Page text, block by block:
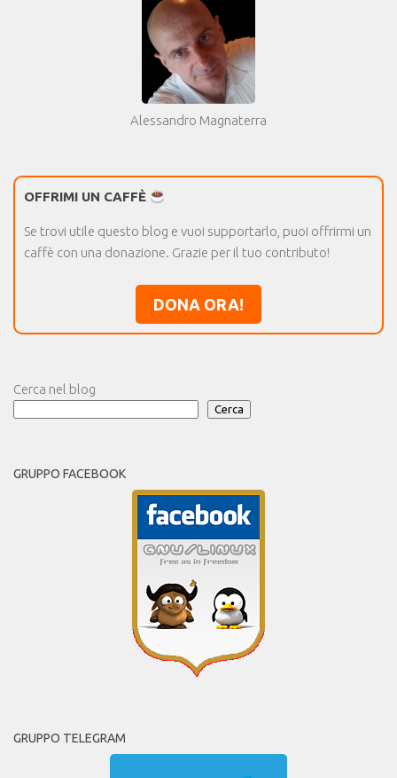
Alessandro Magnaterra
OFFRIMI UN CAFFÈ
Se trovi utile questo blog e vuoi supportarlo, puoi offrirmi un
caffè con una donazione. Grazie per il tuo contributo!
DONA ORA!
Cerca nel blog
Cerca
GRUPPO FACEBOOK
GRUPPO TELEGRAM